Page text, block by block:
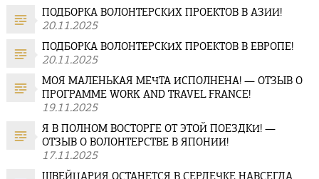
ПОДБОРКА ВОЛОНТЕРСКИХ ПРОЕКТОВ В АЗИИ!
20.11.2025
ПОДБОРКА ВОЛОНТЕРСКИХ ПРОЕКТОВ В ЕВРОПЕ!
20.11.2025
МОЯ МАЛЕНЬКАЯ МЕЧТА ИСПОЛНЕНА! — ОТЗЫВ О
ПРОГРАММЕ WORK AND TRAVEL FRANCE!
19.11.2025
Я В ПОЛНОМ ВОСТОРГЕ ОТ ЭТОЙ ПОЕЗДКИ! —
ОТЗЫВ О ВОЛОНТЕРСТВЕ В ЯПОНИИ!
17.11.2025
ШВЕЙЦАРИЯ ОСТАНЕТСЯ В СЕРДЕЧКЕ НАВСЕГДА…